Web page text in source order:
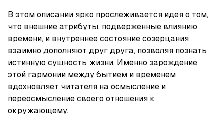
В этом описании ярко прослеживается идея о том,
что внешние атрибуты, подверженные влиянию
времени, и внутреннее состояние созерцания
взаимно дополняют друг друга, позволяя познать
истинную сущность жизни. Именно зарождение
этой гармонии между бытием и временем
вдохновляет читателя на осмысление и
переосмысление своего отношения к
окружающему.